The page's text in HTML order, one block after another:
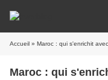
Accueil » Maroc : qui s'enrichit
Maroc : qui